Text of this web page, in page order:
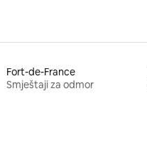
Fort-de-France
Smještaji za odmor